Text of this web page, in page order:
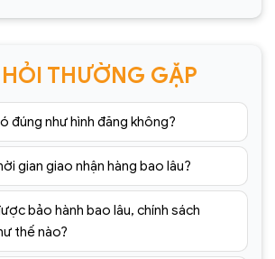
(Bao gồm tất cả mã sản
sẽ chỉ được gửi đi sau khi có xác
viên trong vòng 2 tiếng. Quý
điện thoại
1001+ mẫutranh tráng
rẻ tại:
category/tranh-trang-guong
THƯỜNG GẶP
đúng như hình đăng không?
gian giao nhận hàng bao lâu?
bảo hành bao lâu, chính sách
thế nào?